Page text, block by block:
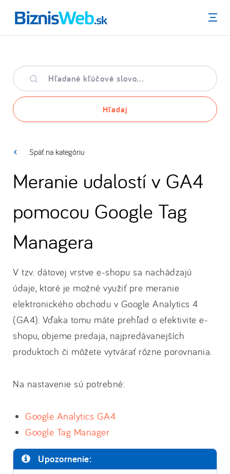
Menu
Hľadané
kľúčové
slovo
Hľadaj
Späť na kategóriu
Meranie udalostí v GA4
pomocou Google Tag
Managera
V tzv. dátovej vrstve e-shopu sa nachádzajú
údaje, ktoré je možné využiť pre meranie
elektronického obchodu v Google Analytics 4
(GA4). Vďaka tomu máte prehľad o efektivite e-
shopu, objeme predaja, najpredávanejších
produktoch či môžete vytvárať rôzne porovnania.
Na nastavenie sú potrebné:
Google Analytics GA4
Google Tag Manager
Upozornenie: